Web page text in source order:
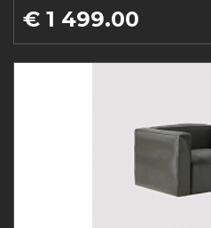
€ 1 499.00